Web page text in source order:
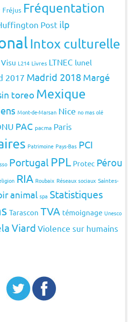
Fréjus Fréquentation
Post ilp
Intox culturelle
L214 Livres LTNEC lunel
2017 Madrid 2018 Margé
toreo Mexique
Mont-de-Marsan Nice no mas olé
PAC pacma Paris
Patrimoine Pays-Bas PCI
Portugal PPL Protec Pérou
RIA Roubaix Réseaux sociaux Saintes-
animal spa Statistiques
Tarascon TVA témoignage Unesco
Viard Violence sur humains